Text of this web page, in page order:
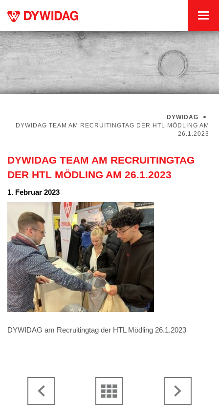
DYWIDAG
>
DYWIDAG TEAM AM RECRUITINGTAG DER HTL MÖDLING AM
26.1.2023
DYWIDAG TEAM AM RECRUITINGTAG
DER HTL MÖDLING AM 26.1.2023
1. Februar 2023
DYWIDAG am Recruitingtag der HTL Mödling 26.1.2023